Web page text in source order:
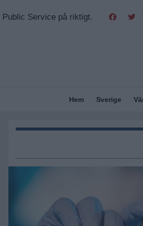
Public Service på riktigt.
Hem Sverige